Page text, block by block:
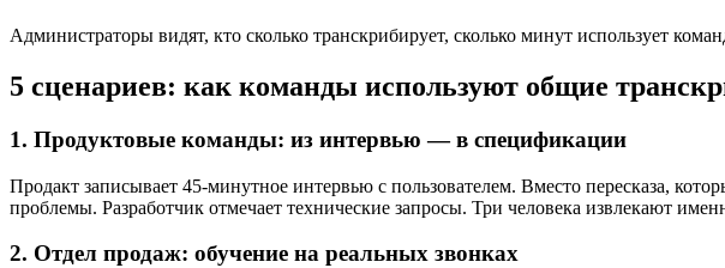
Администраторы видят, кто сколько транскрибирует, сколько минут использует
5 сценариев: как команды используют общие
1. Продуктовые команды: из интервью — в спецификации
Продакт записывает 45-минутное интервью с пользователем. Вместо пересказа,
проблемы. Разработчик отмечает технические запросы. Три человека извлекают
2. Отдел продаж: обучение на реальных звонках